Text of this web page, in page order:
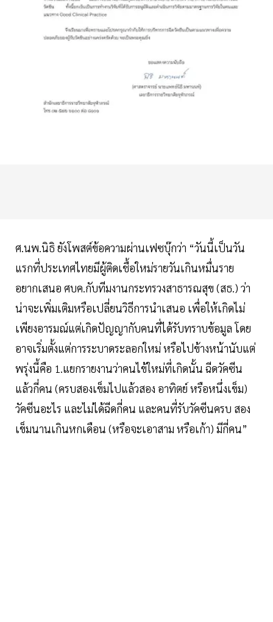
ศ.นพ.นิธิ ยังโพสต์ข้อความผ่านเฟซบุ๊กว่า “วันนี้เป็นวัน
แรกที่ประเทศไทยมีผู้ติดเชื้อใหม่รายวันเกินหมื่นราย
อยากเสนอ ศบค.กับทีมงานกระทรวงสาธารณสุข (สธ.) ว่า
น่าจะเพิ่มเติมหรือเปลี่ยนวิธีการนำเสนอ เพื่อให้เกิดไม่
เพียงอารมณ์แต่เกิดปัญญากับคนที่ได้รับทราบข้อมูล โดย
อาจเริ่มตั้งแต่การระบาดระลอกใหม่ หรือไปข้างหน้านับแต่
พรุ่งนี้คือ 1.แยกรายงานว่าคนไข้ใหม่ที่เกิดนั้น ฉีดวัคซีน
แล้วกี่คน (ครบสองเข็มไปแล้วสอง อาทิตย์ หรือหนึ่งเข็ม)
วัคซีนอะไร และไม่ได้ฉีดกี่คน และคนที่รับวัคซีนครบ สอง
เข็มนานเกินหกเดือน (หรือจะเอาสาม หรือเก้า) มีกี่คน”